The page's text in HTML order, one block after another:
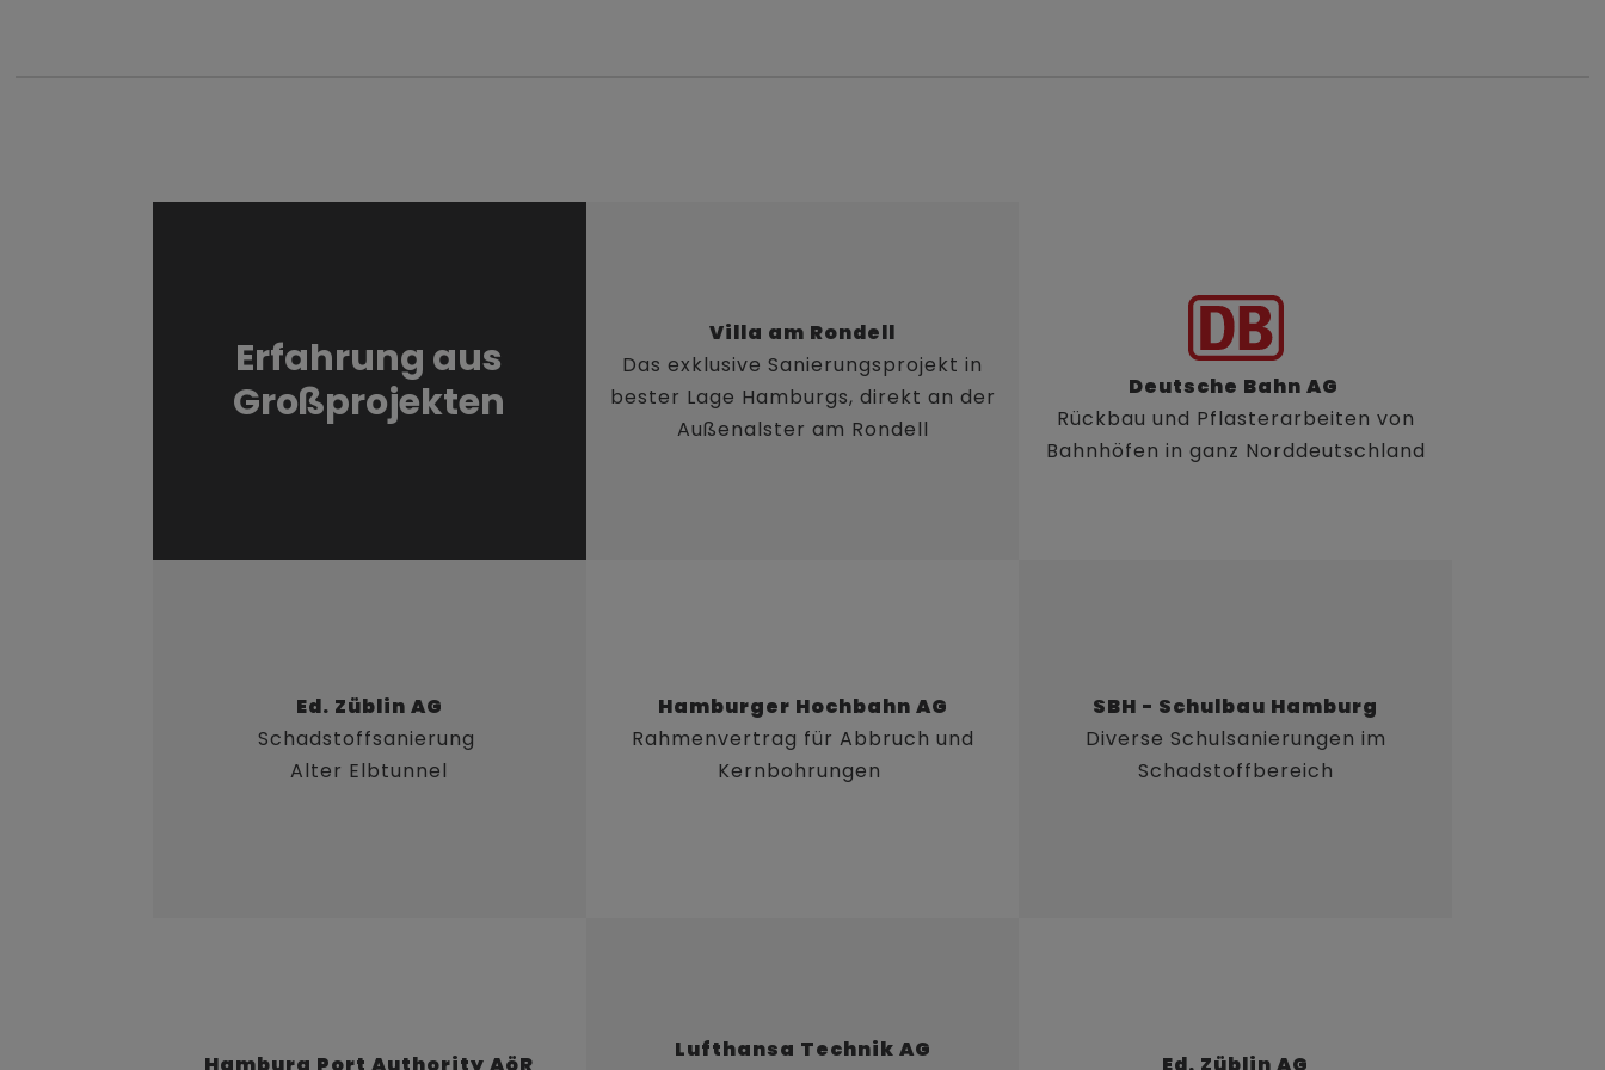
Erfahrung aus
Großprojekten
Villa am Rondell
Das exklusive Sanierungsprojekt in
bester Lage Hamburgs, direkt an der
Außenalster am Rondell
Deutsche Bahn AG
Rückbau und Pflasterarbeiten von
Bahnhöfen in ganz Norddeutschland
Ed. Züblin AG
Schadstoffsanierung
Alter Elbtunnel
Hamburger Hochbahn AG
Rahmenvertrag für Abbruch und
Kernbohrungen
SBH - Schulbau Hamburg
Diverse Schulsanierungen im
Schadstoffbereich
Lufthansa Technik AG